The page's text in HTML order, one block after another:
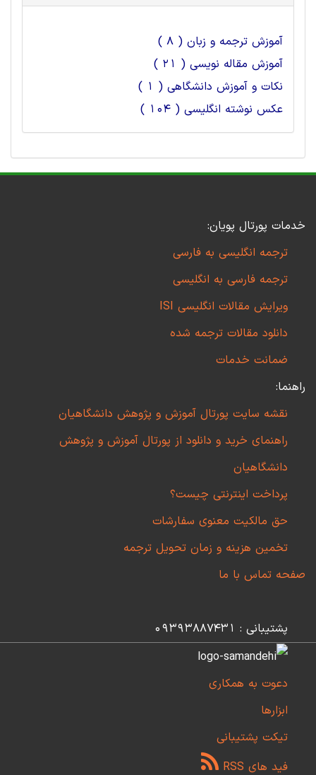
آموزش ترجمه و زبان ( 8 )
آموزش مقاله نویسی ( 21 )
نکات و آموزش دانشگاهی ( 1 )
عکس نوشته انگلیسی ( 104 )
خدمات پورتال پویان:
ترجمه انگلیسی به فارسی
ترجمه فارسی به انگلیسی
ویرایش مقالات انگلیسی ISI
دانلود مقالات ترجمه شده
ضمانت خدمات
راهنما:
نقشه سایت پورتال آموزش و پژوهش دانشگاهیان
راهنمای خرید و دانلود از پورتال آموزش و پژوهش
دانشگاهیان
پرداخت اینترنتی چیست؟
حق مالکیت معنوی سفارشات
تخمین هزینه و زمان تحویل ترجمه
صفحه تماس با ما
پشتیبانی : 09393887431
دعوت به همکاری
ابزارها
تیکت پشتیبانی
فید های RSS